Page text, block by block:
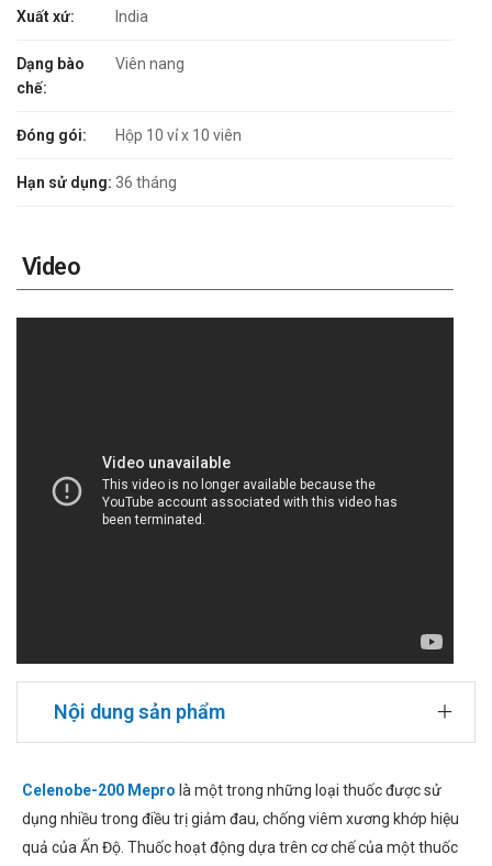
Xuất xứ: India
Dạng bào
chế:
Viên nang
Đóng gói: Hộp 10 vỉ x 10 viên
Hạn sử dụng: 36 tháng
Video
Nội dung sản phẩm
Celenobe-200 Mepro là một trong những loại thuốc được sử
dụng nhiều trong điều trị giảm đau, chống viêm xương khớp hiệu
quả của Ấn Độ. Thuốc hoạt động dựa trên cơ chế của một thuốc